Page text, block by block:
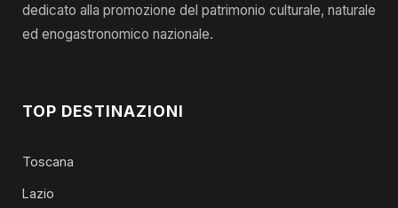
dedicato alla promozione del patrimonio culturale, naturale
ed enogastronomico nazionale.
TOP DESTINAZIONI
Toscana
Lazio